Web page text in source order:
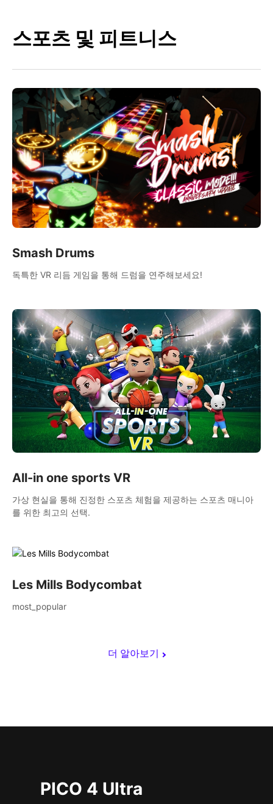
스포츠 및 피트니스
더 알아보기
Smash Drums
독특한 VR 리듬 게임을 통해 드럼을 연주해보세요!
All-in one sports VR
가상 현실을 통해 진정한 스포츠 체험을 제공하는 스포츠 매니아
를 위한 최고의 선택.
Les Mills Bodycombat
most_popular
PICO 4 Ultra